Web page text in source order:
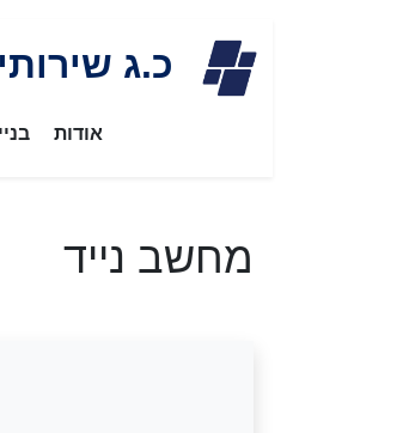
content
כ.ג
אודות
מחשב נייד